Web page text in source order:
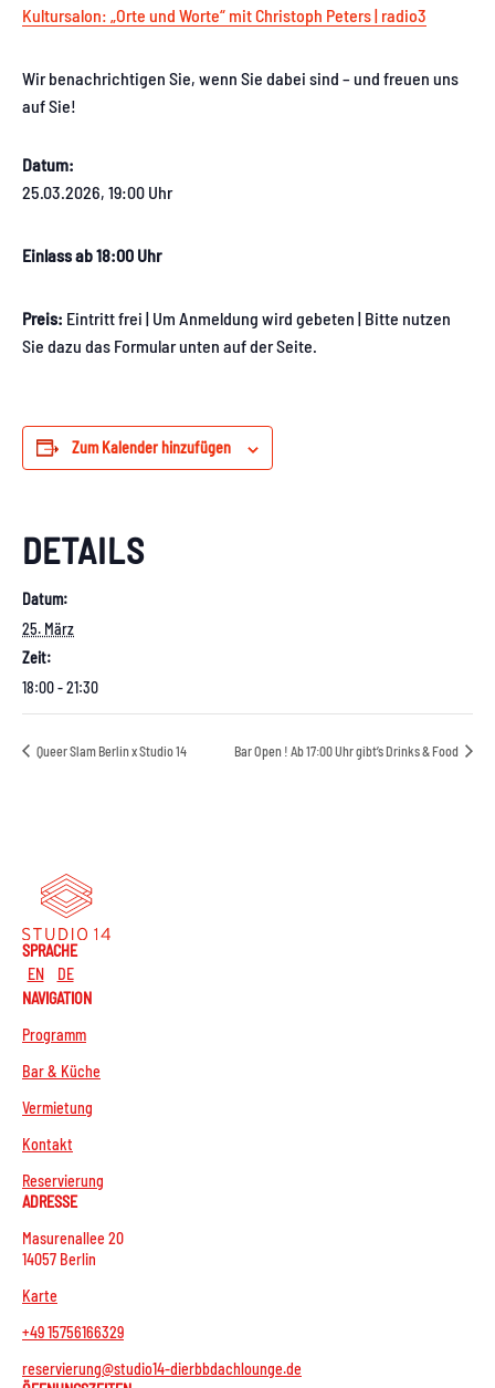
Kultursalon: „Orte und Worte“ mit Christoph Peters | radio3
Wir benachrichtigen Sie, wenn Sie dabei sind – und freuen uns
auf Sie!
Datum:
25.03.2026, 19:00 Uhr
Einlass ab 18:00 Uhr
Preis: Eintritt frei | Um Anmeldung wird gebeten | Bitte nutzen
Sie dazu das Formular unten auf der Seite.
Zum Kalender hinzufügen
DETAILS
Datum:
25. März
Zeit:
18:00 - 21:30
Queer Slam Berlin x Studio 14 Bar Open ! Ab 17:00 Uhr gibt’s Drinks & Food
SPRACHE
EN
DE
NAVIGATION
Programm
Bar & Küche
Vermietung
Kontakt
Reservierung
ADRESSE
Masurenallee 20
14057 Berlin
Karte
+49 15756166329
reservierung@studio14-dierbbdachlounge.de